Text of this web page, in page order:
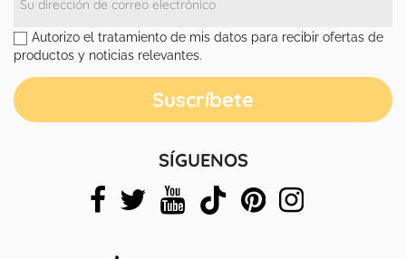
Autorizo el tratamiento de mis datos para recibir ofertas de
productos y noticias relevantes.
SÍGUENOS